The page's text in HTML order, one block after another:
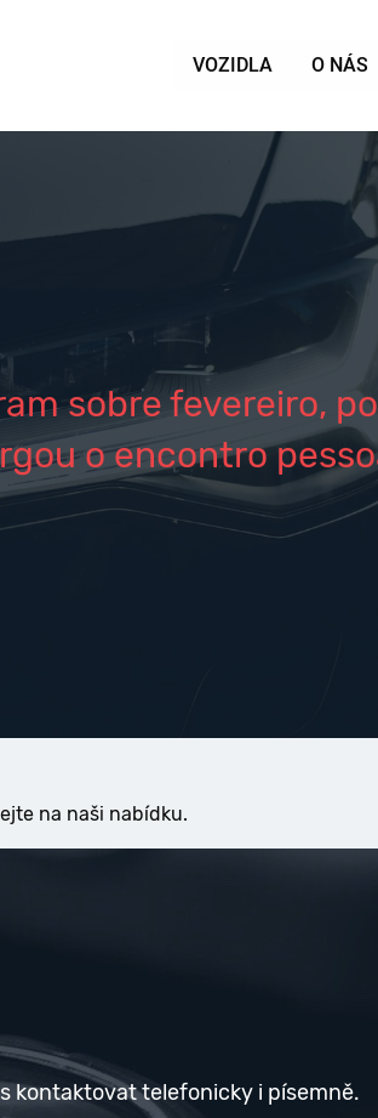
VOZIDLA O NÁS
sobre fevereiro,
o encontro
na naši nabídku.
kontaktovat telefonicky i písemně.